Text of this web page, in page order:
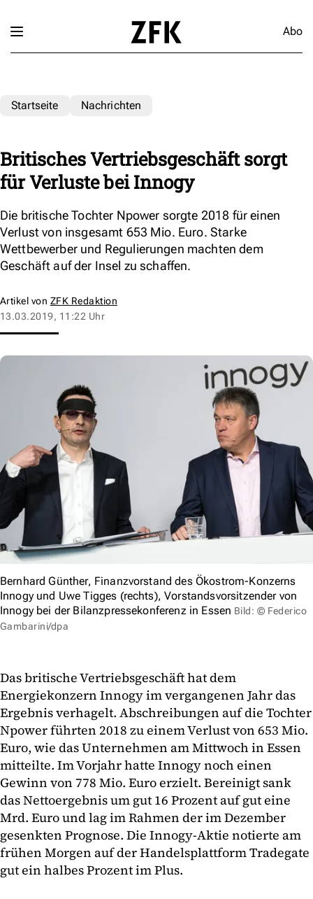
Abo
Startseite Nachrichten
Britisches Vertriebsgeschäft sorgt
für Verluste bei Innogy
Die britische Tochter Npower sorgte 2018 für einen
Verlust von insgesamt 653 Mio. Euro. Starke
Wettbewerber und Regulierungen machten dem
Geschäft auf der Insel zu schaffen.
Artikel von ZFK Redaktion
13.03.2019, 11:22 Uhr
Bernhard Günther, Finanzvorstand des Ökostrom-Konzerns
Innogy und Uwe Tigges (rechts), Vorstandsvorsitzender von
Innogy bei der Bilanzpressekonferenz in Essen Bild: © Federico
Gambarini/dpa
Das britische Vertriebsgeschäft hat dem
Energiekonzern Innogy im vergangenen Jahr das
Ergebnis verhagelt. Abschreibungen auf die Tochter
Npower führten 2018 zu einem Verlust von 653 Mio.
Euro, wie das Unternehmen am Mittwoch in Essen
mitteilte. Im Vorjahr hatte Innogy noch einen
Gewinn von 778 Mio. Euro erzielt. Bereinigt sank
das Nettoergebnis um gut 16 Prozent auf gut eine
Mrd. Euro und lag im Rahmen der im Dezember
gesenkten Prognose. Die Innogy-Aktie notierte am
frühen Morgen auf der Handelsplattform Tradegate
gut ein halbes Prozent im Plus.